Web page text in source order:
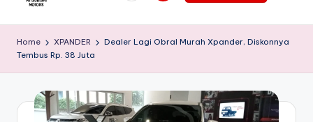
e
al
Jakarta
Diamond
Motors
Home XPANDER
Dealer Lagi Obral Murah Xpander, Diskonnya
Tembus Rp. 38 Juta